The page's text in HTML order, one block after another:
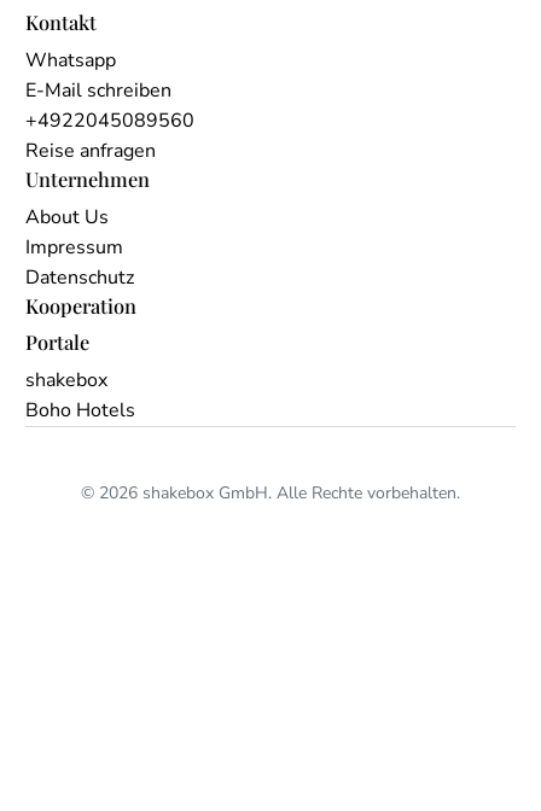
Kontakt
Whatsapp
E-Mail schreiben
+4922045089560
Reise anfragen
Unternehmen
About Us
Impressum
Datenschutz
Kooperation
Portale
shakebox
Boho Hotels
© 2026 shakebox GmbH. Alle Rechte vorbehalten.